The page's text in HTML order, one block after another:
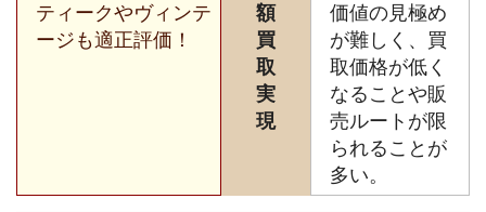
ティークやヴィンテ
ージも適正評価！
額
買
取
実
現
価値の見極め
が難しく、買
取価格が低く
なることや販
売ルートが限
られることが
多い。